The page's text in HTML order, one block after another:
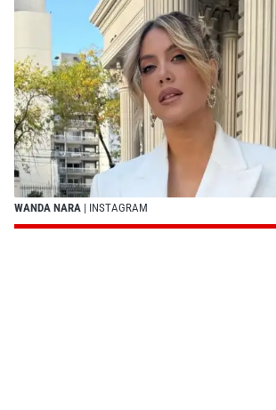
WANDA NARA | INSTAGRAM